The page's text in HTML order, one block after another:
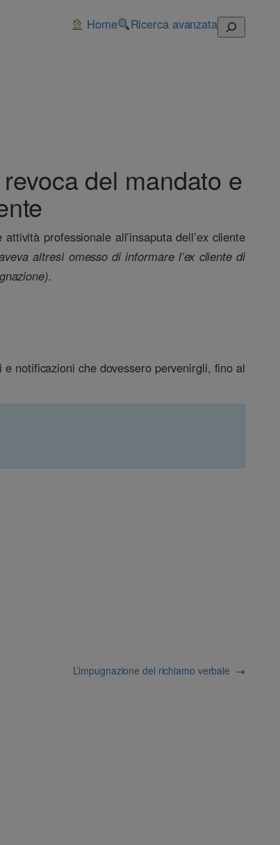
Home Ricerca avanzata Cerca
del mandato e
professionale all’insaputa dell’ex cliente
altresì omesso di informare l’ex cliente di
notificazioni che dovessero pervenirgli, fino al
L’impugnazione del richiamo verbale →